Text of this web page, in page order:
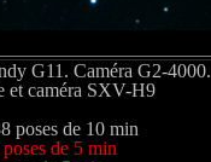
G11. Caméra G2-4000.
et caméra SXV-H9
poses de 10 min
de 5 min